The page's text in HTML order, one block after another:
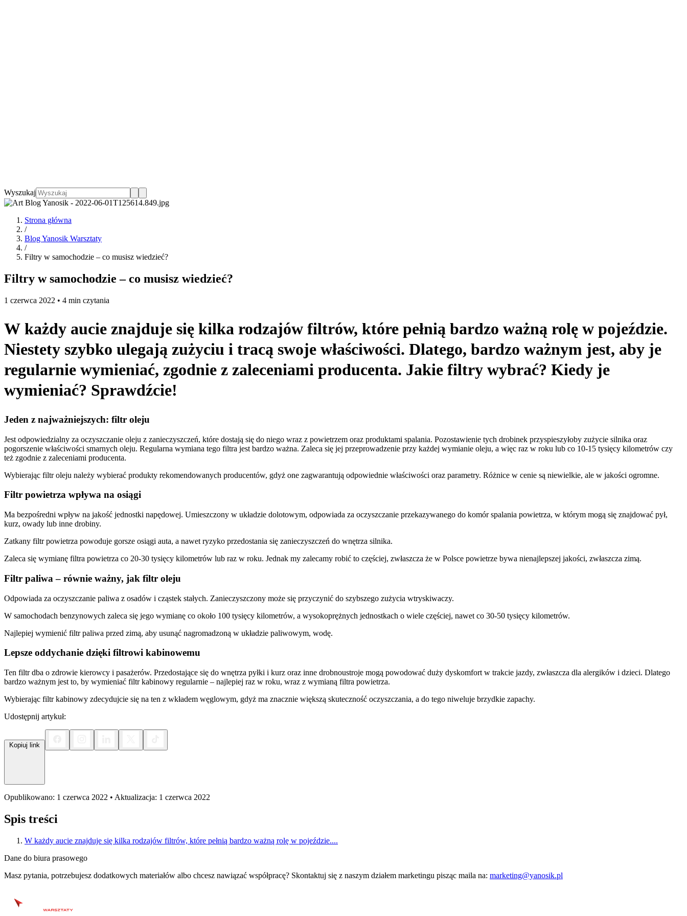
Wyszukaj
Strona główna
/
Blog Yanosik Warsztaty
/
Filtry w samochodzie – co musisz wiedzieć?
Filtry w samochodzie – co musisz wiedzieć?
1 czerwca 2022 • 4 min czytania
W każdy aucie znajduje się kilka rodzajów filtrów, które pełnią bardzo ważną rolę w pojeździe.
Niestety szybko ulegają zużyciu i tracą swoje właściwości. Dlatego, bardzo ważnym jest, aby je
regularnie wymieniać, zgodnie z zaleceniami producenta. Jakie filtry wybrać? Kiedy je
wymieniać? Sprawdźcie!
Jeden z najważniejszych: filtr oleju
Jest odpowiedzialny za oczyszczanie oleju z zanieczyszczeń, które dostają się do niego wraz z powietrzem oraz produktami spalania. Pozostawienie tych drobinek przyspieszyłoby zużycie silnika oraz
pogorszenie właściwości smarnych oleju. Regularna wymiana tego filtra jest bardzo ważna. Zaleca się jej przeprowadzenie przy każdej wymianie oleju, a więc raz w roku lub co 10-15 tysięcy kilometrów czy
też zgodnie z zaleceniami producenta.
Wybierając filtr oleju należy wybierać produkty rekomendowanych producentów, gdyż one zagwarantują odpowiednie właściwości oraz parametry. Różnice w cenie są niewielkie, ale w jakości ogromne.
Filtr powietrza wpływa na osiągi
Ma bezpośredni wpływ na jakość jednostki napędowej. Umieszczony w układzie dolotowym, odpowiada za oczyszczanie przekazywanego do komór spalania powietrza, w którym mogą się znajdować pył,
kurz, owady lub inne drobiny.
Zatkany filtr powietrza powoduje gorsze osiągi auta, a nawet ryzyko przedostania się zanieczyszczeń do wnętrza silnika.
Zaleca się wymianę filtra powietrza co 20-30 tysięcy kilometrów lub raz w roku. Jednak my zalecamy robić to częściej, zwłaszcza że w Polsce powietrze bywa nienajlepszej jakości, zwłaszcza zimą.
Filtr paliwa – równie ważny, jak filtr oleju
Odpowiada za oczyszczanie paliwa z osadów i cząstek stałych. Zanieczyszczony może się przyczynić do szybszego zużycia wtryskiwaczy.
W samochodach benzynowych zaleca się jego wymianę co około 100 tysięcy kilometrów, a wysokoprężnych jednostkach o wiele częściej, nawet co 30-50 tysięcy kilometrów.
Najlepiej wymienić filtr paliwa przed zimą, aby usunąć nagromadzoną w układzie paliwowym, wodę.
Lepsze oddychanie dzięki filtrowi kabinowemu
Ten filtr dba o zdrowie kierowcy i pasażerów. Przedostające się do wnętrza pyłki i kurz oraz inne drobnoustroje mogą powodować duży dyskomfort w trakcie jazdy, zwłaszcza dla alergików i dzieci. Dlatego
bardzo ważnym jest to, by wymieniać filtr kabinowy regularnie – najlepiej raz w roku, wraz z wymianą filtra powietrza.
Wybierając filtr kabinowy zdecydujcie się na ten z wkładem węglowym, gdyż ma znacznie większą skuteczność oczyszczania, a do tego niweluje brzydkie zapachy.
Udostępnij artykuł:
Opublikowano: 1 czerwca 2022 • Aktualizacja: 1 czerwca 2022
Spis treści
W każdy aucie znajduje się kilka rodzajów filtrów, które pełnią bardzo ważną rolę w pojeździe....
Dane do biura prasowego
Masz pytania, potrzebujesz dodatkowych materiałów albo chcesz nawiązać współpracę? Skontaktuj się z naszym działem marketingu pisząc maila na: marketing@yanosik.pl